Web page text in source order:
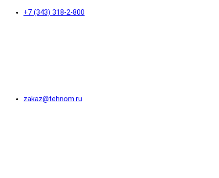
+7 (343) 318-2-800
zakaz@tehnom.ru